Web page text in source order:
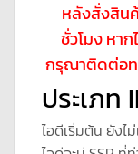
หลังสั่งสินค้
ชั่วโมง หา
กรุณาติดต่อท
ประเภท
ไอดีเริ่มต้น ยังไ